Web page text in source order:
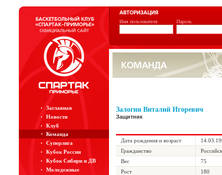
Имя пользователя Пароль
Заглавная
Новости
Клуб
Команда
Суперлига
Кубок России
Кубок Сибири и ДВ
Молодежные
Залогин Виталий Игоревич
Защитник
Дата рождения и возраст
Гражданство
Вес
75
Рост
180